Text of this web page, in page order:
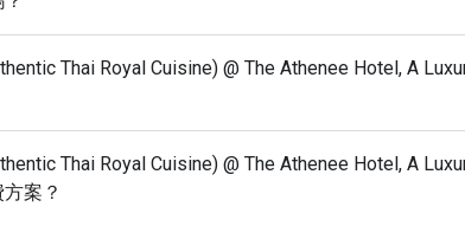
Thai Royal Cuisine) @ The Athenee Hotel, A
Thai Royal Cuisine) @ The Athenee Hotel, A
案？